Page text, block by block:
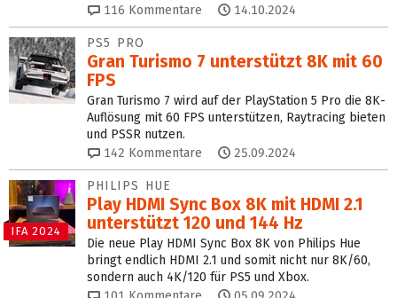
116 Kommentare 14.10.2024
PS5 PRO
Gran Turismo 7 unterstützt 8K mit 60
FPS
Gran Turismo 7 wird auf der PlayStation 5 Pro die 8K-
Auflösung mit 60 FPS unterstützen, Raytracing bieten
und PSSR nutzen.
142 Kommentare 25.09.2024
IFA 2024
PHILIPS HUE
Play HDMI Sync Box 8K mit HDMI 2.1
unterstützt 120 und 144 Hz
Die neue Play HDMI Sync Box 8K von Philips Hue
bringt endlich HDMI 2.1 und somit nicht nur 8K/60,
sondern auch 4K/120 für PS5 und Xbox.